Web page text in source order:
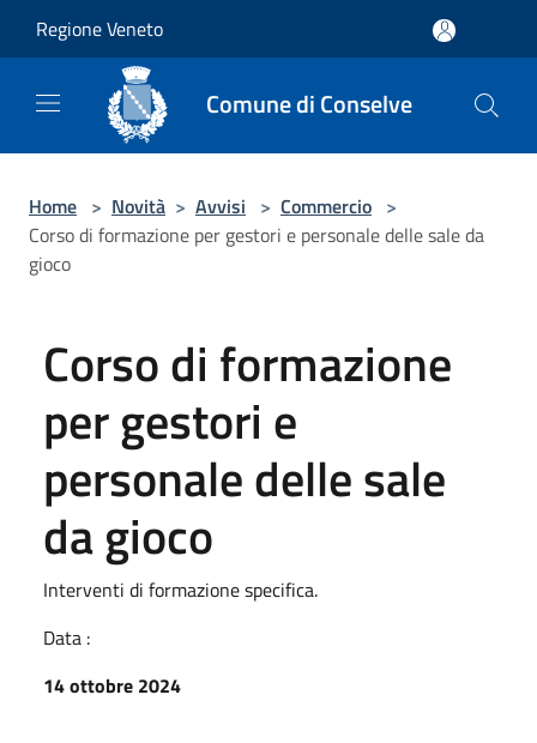
Regione Veneto
Comune di Conselve
Home > Novità > Avvisi > Commercio >
Corso di formazione per gestori e personale delle sale da
gioco
Corso di formazione
per gestori e
personale delle sale
da gioco
Interventi di formazione specifica.
Data :
14 ottobre 2024